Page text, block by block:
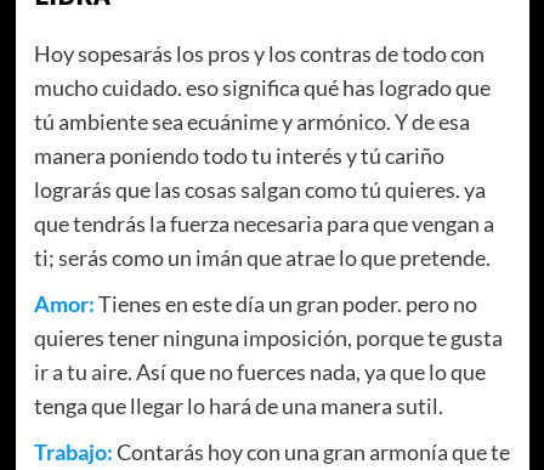
Hoy sopesarás los pros y los contras de todo con
mucho cuidado. eso significa qué has logrado que
tú ambiente sea ecuánime y armónico. Y de esa
manera poniendo todo tu interés y tú cariño
lograrás que las cosas salgan como tú quieres. ya
que tendrás la fuerza necesaria para que vengan a
ti; serás como un imán que atrae lo que pretende.
Amor:Tienes en este día un gran poder. pero no
quieres tener ninguna imposición, porque te gusta
ir a tu aire. Así que no fuerces nada, ya que lo que
tenga que llegar lo hará de una manera sutil.
Trabajo:Contarás hoy con una gran armonía que te